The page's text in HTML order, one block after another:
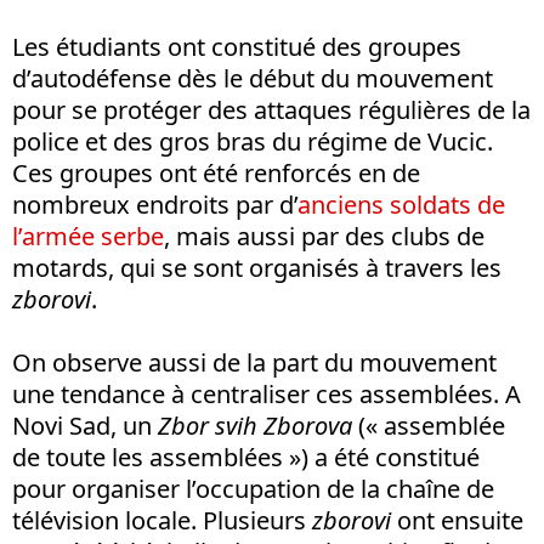
Les étudiants ont constitué des groupes
d’autodéfense dès le début du mouvement
pour se protéger des attaques régulières de la
police et des gros bras du régime de Vucic.
Ces groupes ont été renforcés en de
nombreux endroits par d’anciens soldats de
l’armée serbe, mais aussi par des clubs de
motards, qui se sont organisés à travers les
zborovi.
On observe aussi de la part du mouvement
une tendance à centraliser ces assemblées. A
Novi Sad, unZbor svih Zborova(« assemblée
de toute les assemblées ») a été constitué
pour organiser l’occupation de la chaîne de
télévision locale. Plusieurszboroviont ensuite